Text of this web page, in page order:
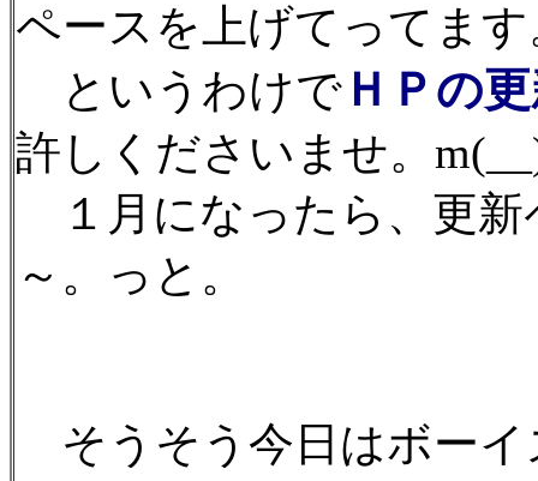
ペースを上げてってま
というわけで ＨＰの
許しくださいませ。
１月になったら、更新
～。っと。
そうそう今日はボーイ